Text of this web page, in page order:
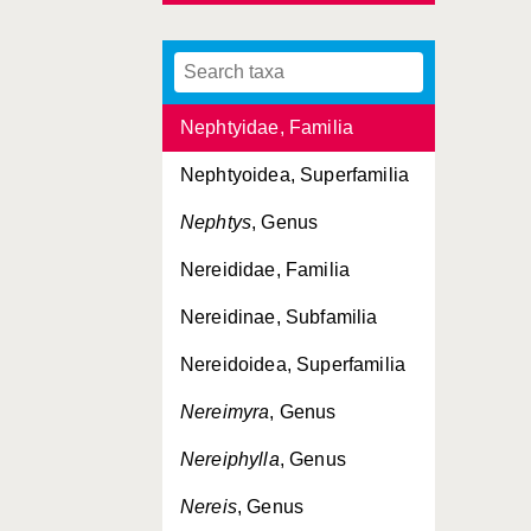
Neopolynoe
Nephtyidae, Familia
Nephtyoidea, Superfamilia
Nephtys, Genus
Nereididae, Familia
Nereidinae, Subfamilia
Nereidoidea, Superfamilia
Nereimyra, Genus
Nereiphylla, Genus
Nereis, Genus